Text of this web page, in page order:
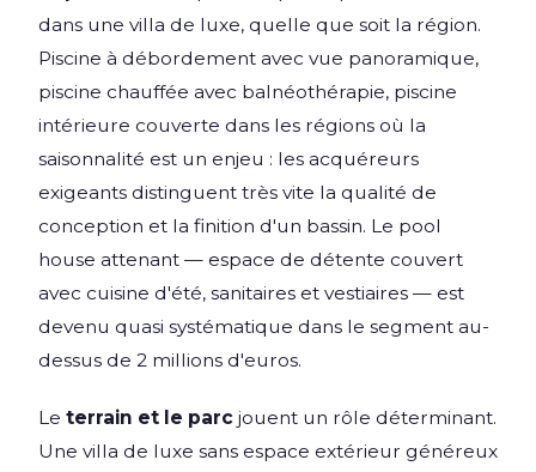
dans une villa de luxe, quelle que soit la région.
Piscine à débordement avec vue panoramique,
piscine chauffée avec balnéothérapie, piscine
intérieure couverte dans les régions où la
saisonnalité est un enjeu : les acquéreurs
exigeants distinguent très vite la qualité de
conception et la finition d'un bassin. Le pool
house attenant — espace de détente couvert
avec cuisine d'été, sanitaires et vestiaires — est
devenu quasi systématique dans le segment au-
dessus de 2 millions d'euros.
Le terrain et le parc jouent un rôle déterminant.
Une villa de luxe sans espace extérieur généreux